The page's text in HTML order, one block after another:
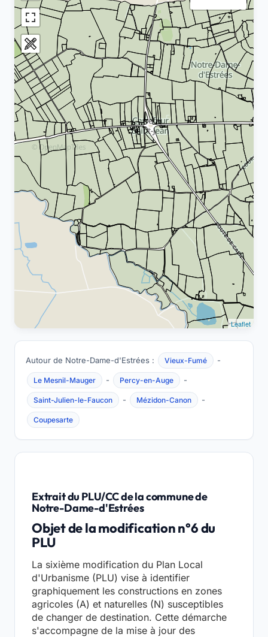
Leaflet
Autour de Notre-Dame-d'Estrées : Vieux-Fumé -
Le Mesnil-Mauger - Percy-en-Auge -
Saint-Julien-le-Faucon - Mézidon-Canon -
Coupesarte
Extrait du PLU/CC de la commune de
Notre-Dame-d'Estrées
Objet de la modification n°6 du
PLU
La sixième modification du Plan Local
d'Urbanisme (PLU) vise à identifier
graphiquement les constructions en zones
agricoles (A) et naturelles (N) susceptibles
de changer de destination. Cette démarche
s'accompagne de la mise à jour des